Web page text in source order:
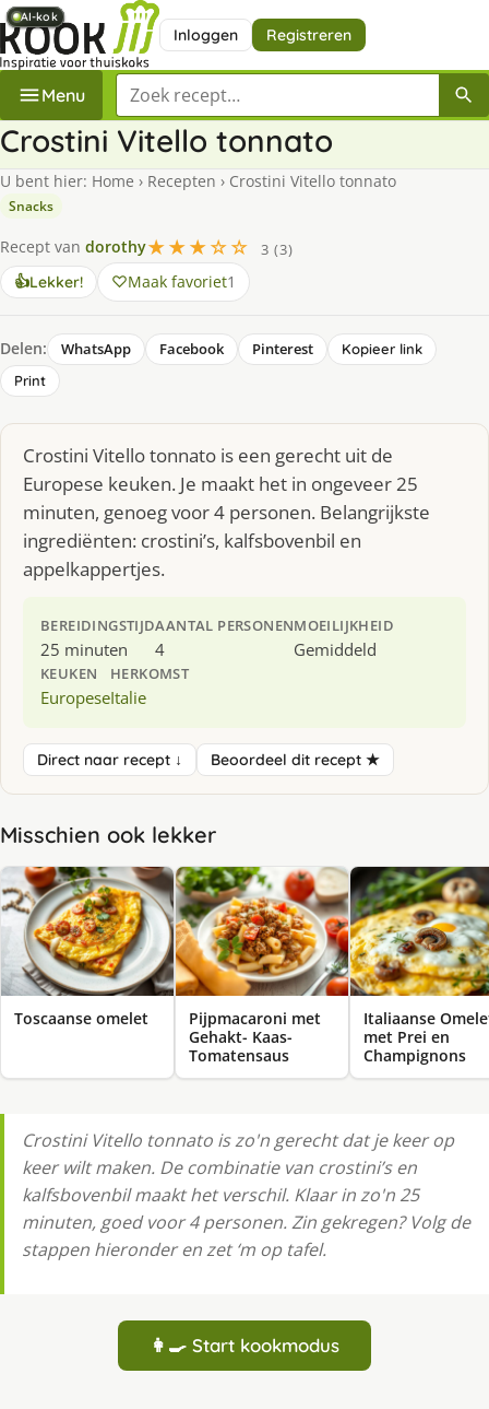
Inloggen Registreren
Menu Zoek een recept
Crostini Vitello tonnato
U bent hier: Home › Recepten › Crostini Vitello tonnato
Snacks
Recept van dorothy★★★☆☆
3 (3)
👍Lekker! Maak favoriet1
Delen: WhatsApp Facebook Pinterest
Kopieer link
Print
Crostini Vitello tonnato is een gerecht uit de
Europese keuken. Je maakt het in ongeveer 25
minuten, genoeg voor 4 personen. Belangrijkste
ingrediënten: crostini’s, kalfsbovenbil en
appelkappertjes.
BEREIDINGSTIJD
25 minuten
AANTAL PERSONEN
4
MOEILIJKHEID
Gemiddeld
KEUKEN
Europese
HERKOMST
Italie
Direct naar recept ↓ Beoordeel dit recept ★
Misschien ook lekker
AI-kok
Toscaanse omelet
AI-kok
Pijpmacaroni met
Gehakt- Kaas-
Tomatensaus
AI-kok
Italiaanse
met Prei en
Champignons
AI-kok
AI-kok
AI-kok
Crostini Vitello tonnato is zo'n gerecht dat je keer op
keer wilt maken. De combinatie van crostini’s en
kalfsbovenbil maakt het verschil. Klaar in zo'n 25
minuten, goed voor 4 personen. Zin gekregen? Volg de
stappen hieronder en zet ‘m op tafel.
👩‍🍳 Start kookmodus